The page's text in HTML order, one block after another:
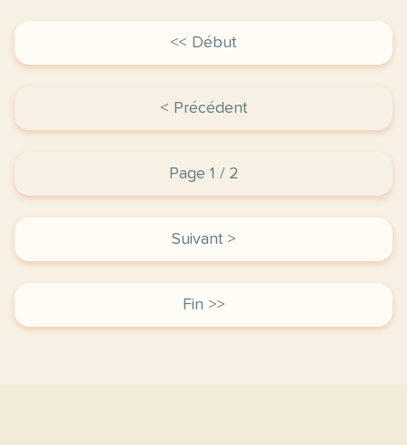
<< Début
< Précédent
Page 1 / 2
Suivant >
Fin >>